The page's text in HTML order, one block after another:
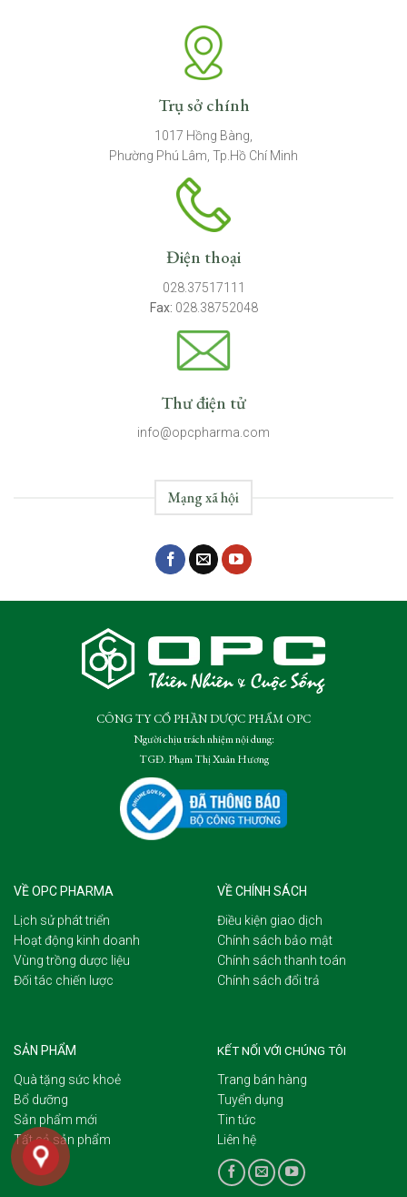
Trụ sở chính
1017 Hồng Bàng,
Phường Phú Lâm, Tp.Hồ Chí Minh
Điện thoại
028.37517111
Fax: 028.38752048
Thư điện tử
info@opcpharma.com
Mạng xã hội
CÔNG TY CỔ PHẦN DƯỢC PHẨM OPC
Người chịu trách nhiệm nội dung:
TGĐ. Phạm Thị Xuân Hương
VỀ OPC PHARMA
Lịch sử phát triển
Hoạt động kinh doanh
Vùng trồng dược liệu
Đối tác chiến lược
VỀ CHÍNH SÁCH
Điều kiện giao dịch
Chính sách bảo mật
Chính sách thanh toán
Chính sách đổi trả
SẢN PHẨM
Quà tặng sức khoẻ
Bổ dưỡng
Sản phẩm mới
Tất cả sản phẩm
KẾT NỐI VỚI CHÚNG TÔI
Trang bán hàng
Tuyển dụng
Tin tức
Liên hệ